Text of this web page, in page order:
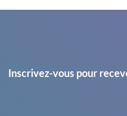
Inscrivez-vous pour